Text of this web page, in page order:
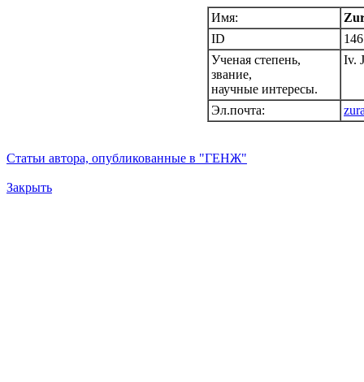
Имя:
ID
Ученая степень,
звание,
научные интересы.
Iv.
Эл.почта:
Статьи автора, опубликованные в "ГЕНЖ"
Закрыть